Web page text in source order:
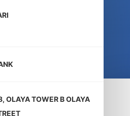
OLAYA TOWER B OLAYA